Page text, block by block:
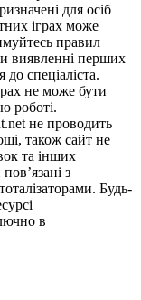
для осіб
іграх може
правил
виявленні перших
до спеціаліста.
не може бути
роботі.
не проводить
також сайт не
та інших
з
Будь-
в